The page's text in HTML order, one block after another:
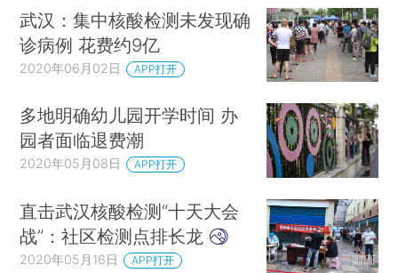
武汉：集中核酸检测未发现确
诊病例 花费约9亿
2020年06月02日 APP打开
多地明确幼儿园开学时间 办
园者面临退费潮
2020年05月08日 APP打开
直击武汉核酸检测“十天大会
战”：社区检测点排长龙
2020年05月16日 APP打开